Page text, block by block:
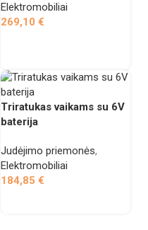
Elektromobiliai
269,10 €
Triratukas vaikams su 6V
baterija
Judėjimo priemonės,
Elektromobiliai
184,85 €